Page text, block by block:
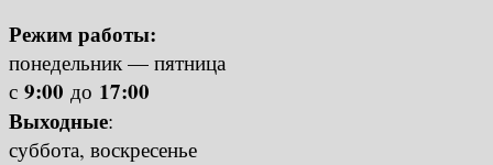
Режим работы:
понедельник — пятница
с 9:00 до 17:00
Выходные:
суббота, воскресенье